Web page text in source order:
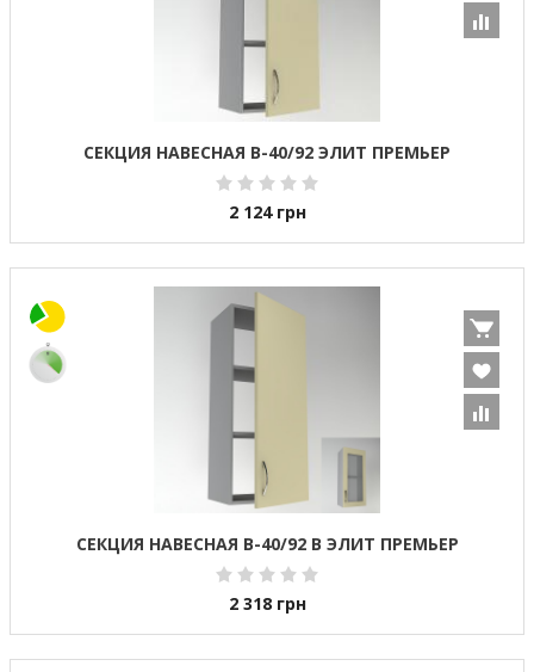
СЕКЦИЯ НАВЕСНАЯ В-40/92 ЭЛИТ ПРЕМЬЕР
2 124 грн
СЕКЦИЯ НАВЕСНАЯ В-40/92 В ЭЛИТ ПРЕМЬЕР
2 318 грн